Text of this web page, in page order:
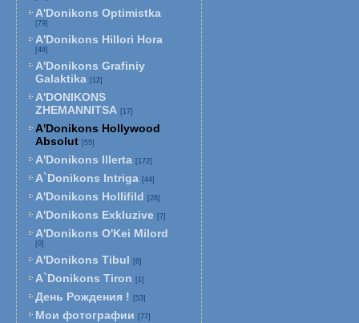
A'Donikons Optimistka
[79]
A'Donikons Hillori Hora
[48]
A'Donikons Grafiniy
Galaktika [12]
A'DONIKONS
ZHEMANNITSA [17]
A'Donikons Hollywood
Absolut [55]
A'Donikons Illerta [172]
A`Donikons Intriga [44]
A'Donikons Hollifild [28]
A'Donikons Exkluzive [7]
A'Donikons O'Kei Milord
[0]
A'Donikons Tibul [6]
A`Donikons Tiron [1]
День Рождения ! [53]
Мои фотографии [77]